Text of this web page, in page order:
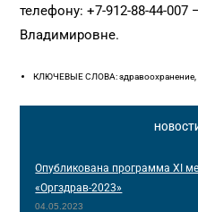
телефону: +7-912-88-44-
Владимировне.
КЛЮЧЕВЫЕ СЛОВА: здравоохранение,
Опубликована программа XI
«Оргздрав-2023»
04.05.2023